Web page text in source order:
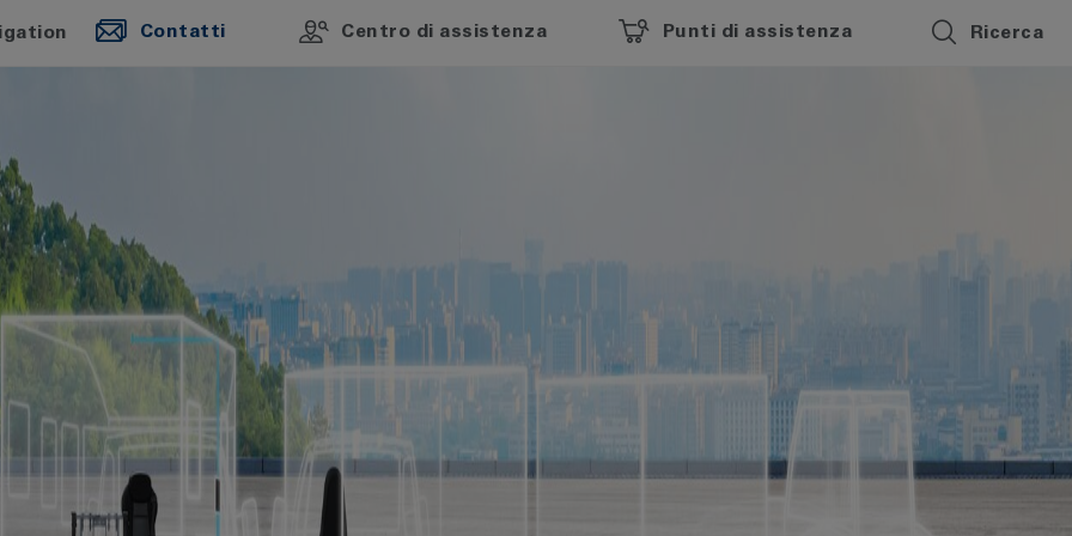
Contatti Centro di assistenza Punti di assistenza Ricerca